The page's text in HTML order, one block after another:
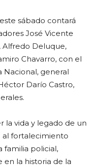
sábado contará
José Vicente
Alfredo Deluque,
Chavarro, con el
Nacional, general
Darío Castro,
la vida y legado de un
al fortalecimiento
familia policial,
la historia de la